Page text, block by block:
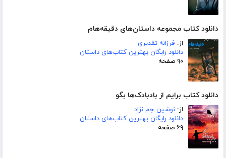
دانلود کتاب مجموعه داستان‌های دقیقه‌هام
از: فرزانه تقدیری
دانلود رایگان بهترین کتاب‌های داستان
۹۰ صفحه
دانلود کتاب برایم از بادبادک‌ها بگو
از: نوشین جم نژاد
دانلود رایگان بهترین کتاب‌های داستان
۶۹ صفحه